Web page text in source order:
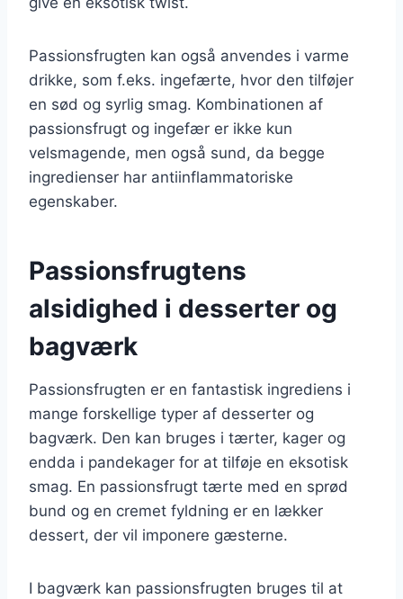
Passionsfrugten kan også anvendes i varme
drikke, som f.eks. ingefærte, hvor den tilføjer
en sød og syrlig smag. Kombinationen af
passionsfrugt og ingefær er ikke kun
velsmagende, men også sund, da begge
ingredienser har antiinflammatoriske
egenskaber.
Passionsfrugtens
alsidighed i desserter og
bagværk
Passionsfrugten er en fantastisk ingrediens i
mange forskellige typer af desserter og
bagværk. Den kan bruges i tærter, kager og
endda i pandekager for at tilføje en eksotisk
smag. En passionsfrugt tærte med en sprød
bund og en cremet fyldning er en lækker
dessert, der vil imponere gæsterne.
I bagværk kan passionsfrugten bruges til at